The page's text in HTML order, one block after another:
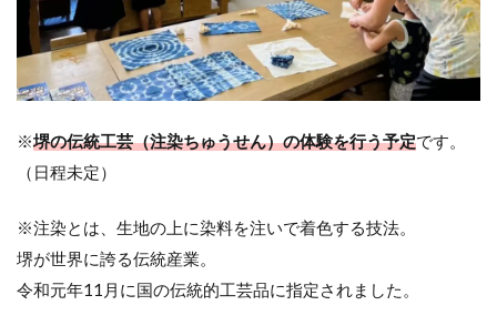
※堺の伝統工芸（注染ちゅうせん）の体験を行う予定です。
（日程未定）
※注染とは、生地の上に染料を注いで着色する技法。
堺が世界に誇る伝統産業。
令和元年11月に国の伝統的工芸品に指定されました。